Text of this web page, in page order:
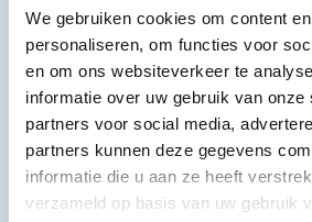
We gebruiken cookies om content
personaliseren, om functies voor
en om ons websiteverkeer te
informatie over uw gebruik van onze
partners voor social media,
partners kunnen deze gegevens
informatie die u aan ze heeft
verzameld op basis van uw gebruik
Bekijk lease